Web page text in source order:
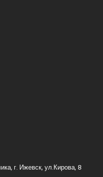
г. Ижевск, ул.Кирова, 8